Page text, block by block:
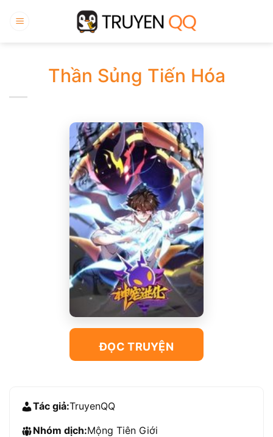
qua
Thần Sủng Tiến Hóa
ĐỌC TRUYỆN
Tác giả:TruyenQQ
Nhóm dịch:Mộng Tiên Giới